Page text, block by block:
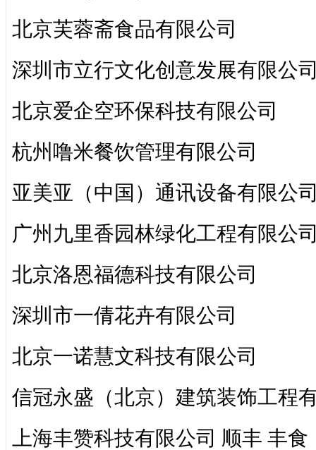
北京芙蓉斋食品有限公司
深圳市立行文化创意发展有限公
北京爱企空环保科技有限公司
杭州噜米餐饮管理有限公司
亚美亚（中国）通讯设备有限公
广州九里香园林绿化工程有限公
北京洛恩福德科技有限公司
深圳市一倩花卉有限公司
北京一诺慧文科技有限公司
信冠永盛（北京）建筑装饰工程
上海丰赞科技有限公司 顺丰 丰食